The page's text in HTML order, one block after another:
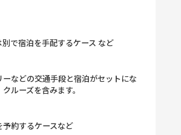
で宿泊を手配するケース など
ーなどの交通手段と宿泊がセットにな
ルーズを含みます。
約するケースなど